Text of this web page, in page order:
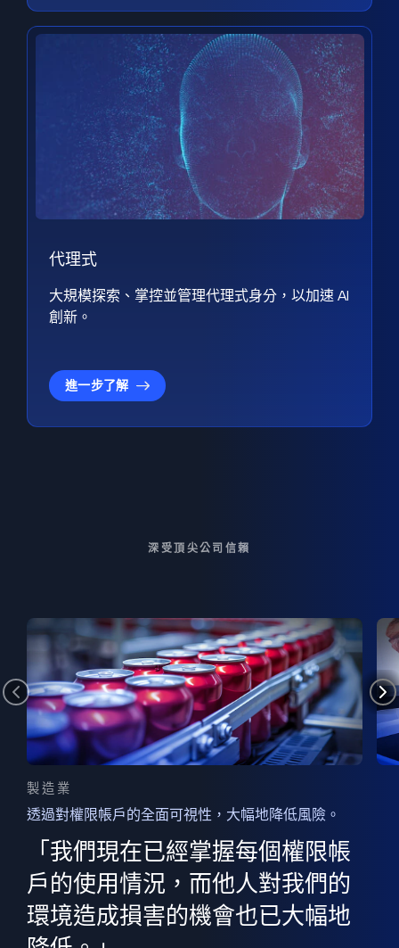
代理式
大規模探索、掌控並管理代理式身分，以加速 AI
創新。
進一步了解
深受頂尖公司信賴
製造業
透過對權限帳戶的全面可視性，大幅地降低風險。
「我們現在已經掌握每個權限帳
戶的使用情況，而他人對我們的
環境造成損害的機會也已大幅地